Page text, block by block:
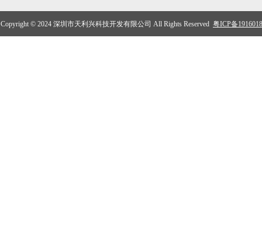
Copyright © 2024 深圳市天利兴科技开发有限公司 All Rights Reserved 粤ICP备